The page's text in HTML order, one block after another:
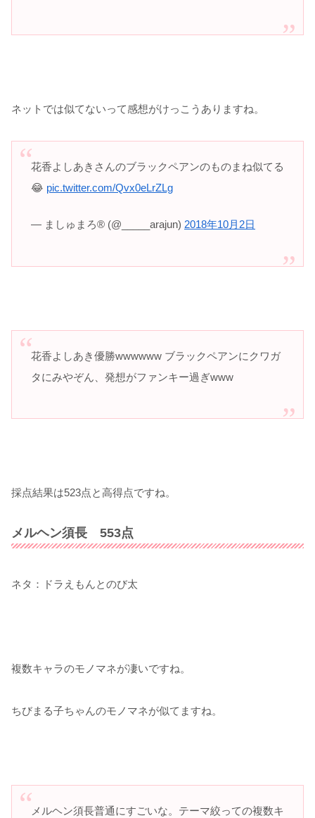
ネットでは似てないって感想がけっこうありますね。
花香よしあきさんのブラックペアンのものまね似てる
😂 pic.twitter.com/Qvx0eLrZLg
— ましゅまろ® (@_____arajun) 2018年10月2日
花香よしあき優勝wwwwww ブラックペアンにクワガ
タにみやぞん、発想がファンキー過ぎwww
採点結果は523点と高得点ですね。
メルヘン須長 553点
ネタ：ドラえもんとのび太
複数キャラのモノマネが凄いですね。
ちびまる子ちゃんのモノマネが似てますね。
メルヘン須長普通にすごいな。テーマ絞っての複数キ